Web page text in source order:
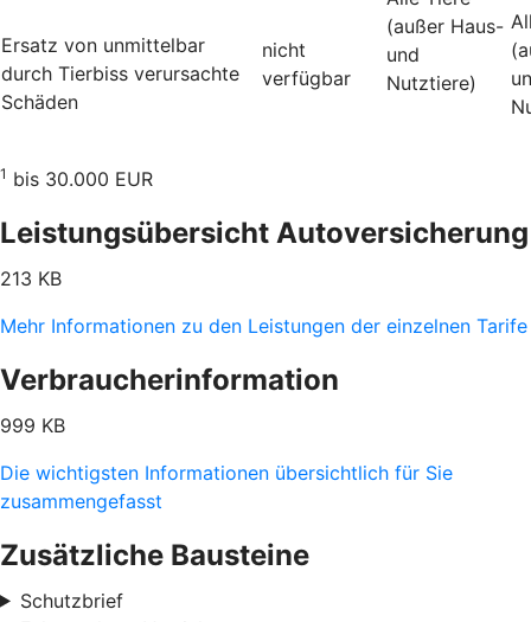
Ersatz von unmittelbar
durch Tierbiss verur­sachte
Schäden
nicht
verfügbar
(außer Haus-
und
Nutztiere)
1 bis 30.000 EUR
Leistungsübersicht Autoversicherung
213 KB
Mehr Informationen zu den Leistungen der einzelnen Tarife
Verbraucherinformation
999 KB
Die wichtigsten Informationen übersichtlich für Sie
zusammengefasst
Zusätzliche Bausteine
Schutzbrief